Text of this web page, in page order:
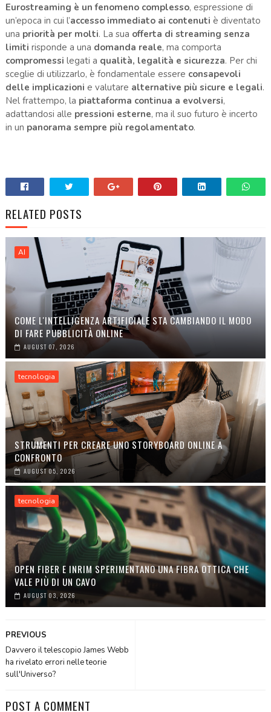
Eurostreaming è un fenomeno complesso, espressione di
un’epoca in cui l’accesso immediato ai contenuti è diventato
una priorità per molti. La sua offerta di streaming senza
limiti risponde a una domanda reale, ma comporta
compromessi legati a qualità, legalità e sicurezza. Per chi
sceglie di utilizzarlo, è fondamentale essere consapevoli
delle implicazioni e valutare alternative più sicure e legali.
Nel frattempo, la piattaforma continua a evolversi,
adattandosi alle pressioni esterne, ma il suo futuro è incerto
in un panorama sempre più regolamentato.
RELATED POSTS
AI
COME L'INTELLIGENZA ARTIFICIALE STA CAMBIANDO IL MODO
DI FARE PUBBLICITÀ ONLINE
AUGUST 07, 2026
tecnologia
STRUMENTI PER CREARE UNO STORYBOARD ONLINE A
CONFRONTO
AUGUST 05, 2026
tecnologia
OPEN FIBER E INRIM SPERIMENTANO UNA FIBRA OTTICA CHE
VALE PIÙ DI UN CAVO
AUGUST 03, 2026
PREVIOUS
Davvero il telescopio James Webb
ha rivelato errori nelle teorie
sull'Universo?
POST A COMMENT